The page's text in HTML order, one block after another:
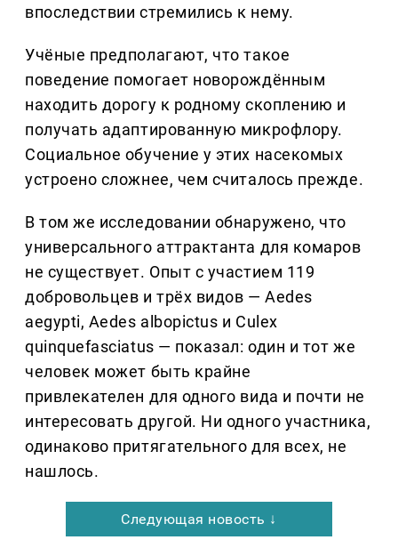
впоследствии стремились к нему.
Учёные предполагают, что такое
поведение помогает новорождённым
находить дорогу к родному скоплению и
получать адаптированную микрофлору.
Социальное обучение у этих насекомых
устроено сложнее, чем считалось прежде.
В том же исследовании обнаружено, что
универсального аттрактанта для комаров
не существует. Опыт с участием 119
добровольцев и трёх видов — Aedes
aegypti, Aedes albopictus и Culex
quinquefasciatus — показал: один и тот же
человек может быть крайне
привлекателен для одного вида и почти не
интересовать другой. Ни одного участника,
одинаково притягательного для всех, не
нашлось.
Следующая новость ↓